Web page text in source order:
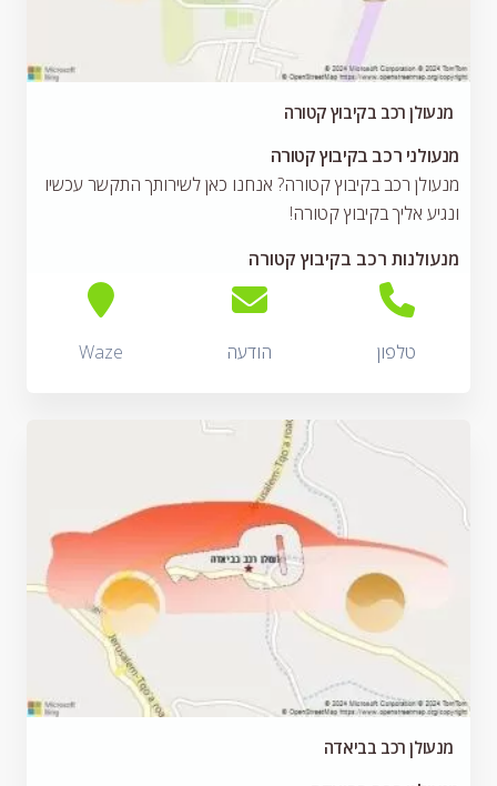
מנעולן רכב בקיבוץ קטורה
מנעולני רכב בקיבוץ קטורה
מנעולן רכב בקיבוץ קטורה? אנחנו כאן לשירותך התקשר עכשיו
ונגיע אליך בקיבוץ קטורה!
מנעולנות רכב בקיבוץ קטורה
טלפון הודעה Waze
מנעולן רכב בביאדה